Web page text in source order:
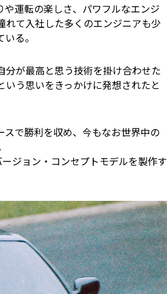
運転の楽しさ、パワフルなエンジ
て入社した多くのエンジニアも少
る。
が最高と思う技術を掛け合わせた
う思いをきっかけに発想されたと
で勝利を収め、今もなお世界中の
ジョン・コンセプトモデルを製作す